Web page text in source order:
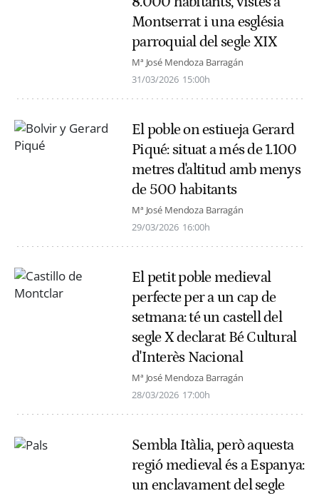
Montserrat i una església
parroquial del segle XIX
Mª José Mendoza Barragán
31/03/2026 15:00h
El poble on estiueja Gerard
Piqué: situat a més de 1.100
metres d'altitud amb menys
de 500 habitants
Mª José Mendoza Barragán
29/03/2026 16:00h
El petit poble medieval
perfecte per a un cap de
setmana: té un castell del
segle X declarat Bé Cultural
d'Interès Nacional
Mª José Mendoza Barragán
28/03/2026 17:00h
Sembla Itàlia, però aquesta
regió medieval és a Espanya:
un enclavament del segle